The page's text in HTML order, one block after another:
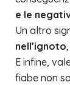
e le
Un altro
nell’ignoto
E infine,
fiabe non